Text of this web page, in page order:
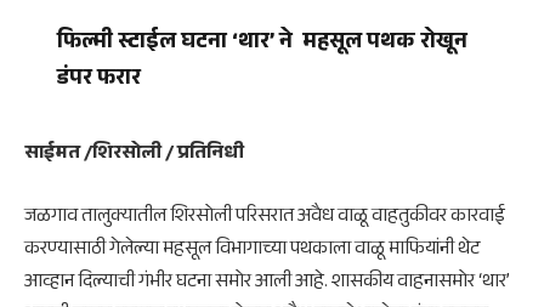
फिल्मी स्टाईल घटना ‘थार’ ने महसूल पथक रोखून
डंपर फरार
साईमत /शिरसोली / प्रतिनिधी
जळगाव तालुक्यातील शिरसोली परिसरात अवैध वाळू वाहतुकीवर कारवाई
करण्यासाठी गेलेल्या महसूल विभागाच्या पथकाला वाळू माफियांनी थेट
आव्हान दिल्याची गंभीर घटना समोर आली आहे. शासकीय वाहनासमोर ‘थार’